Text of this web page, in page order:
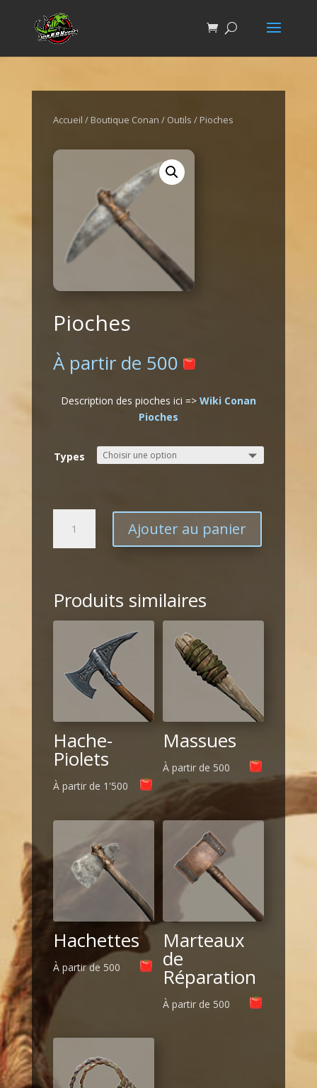
Accueil / Boutique Conan / Outils / Pioches
Pioches
À partir de 500
Description des pioches ici => Wiki Conan
Pioches
Types
Pioches
Ajouter au panier
Produits similaires
Hache-
Piolets
À partir de 1'500
Massues
À partir de 500
Hachettes
À partir de 500
Marteaux
de
Réparation
À partir de 500